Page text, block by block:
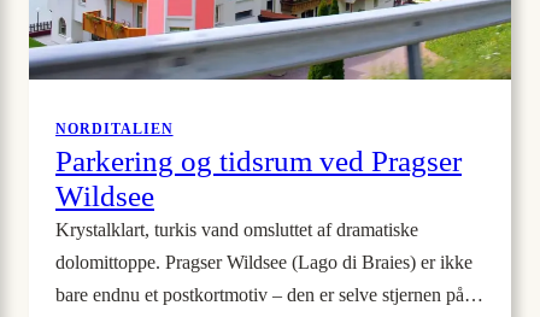
NORDITALIEN
Parkering og tidsrum ved Pragser
Wildsee
Krystalklart, turkis vand omsluttet af dramatiske
dolomittoppe. Pragser Wildsee (Lago di Braies) er ikke
bare endnu et postkortmotiv – den er selve stjernen på…